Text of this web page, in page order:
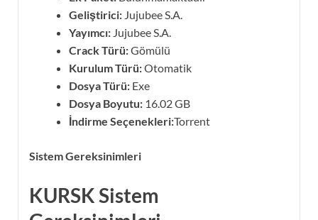
Geliştirici: Jujubee S.A.
Yayımcı: Jujubee S.A.
Crack Türü:Gömülü
Kurulum Türü:Otomatik
Dosya Türü: Exe
Dosya Boyutu: 16.02 GB
İndirme Seçenekleri:Torrent
Sistem Gereksinimleri
KURSK Sistem